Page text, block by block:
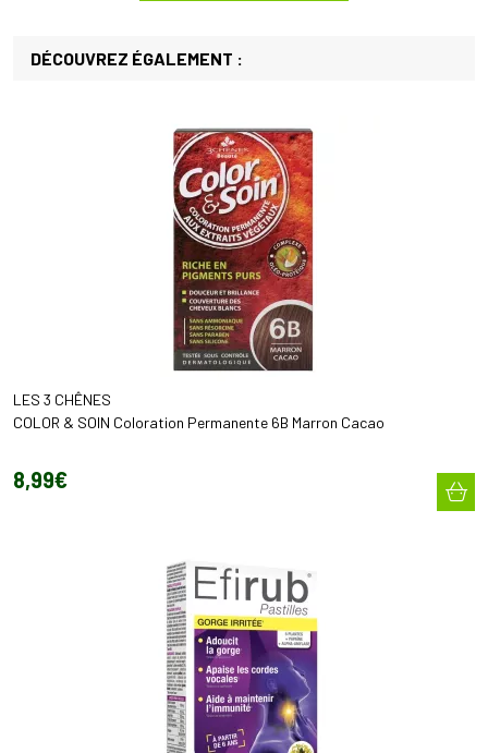
DÉCOUVREZ ÉGALEMENT :
LES 3 CHÊNES
COLOR & SOIN Coloration Permanente 6B Marron Cacao
8,99€